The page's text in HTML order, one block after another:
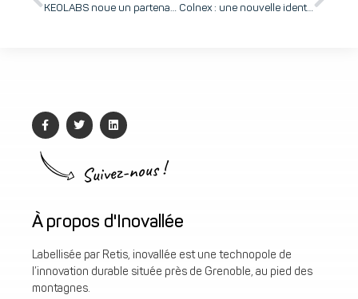
KEOLABS noue un partenariat stratégique avec PAX Technology pour garantir la fiabilité des terminaux de paiement à l’échelle mondiale
Colnex : une nouvelle identité pour une ambition renouvelée
Suivez-nous !
À propos d'Inovallée
Labellisée par Retis, inovallée est une technopole de
l’innovation durable située près de Grenoble, au pied des
montagnes.